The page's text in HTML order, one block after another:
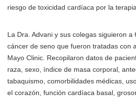
riesgo de toxicidad cardíaca por la
La Dra. Advani y sus colegas siguieron a
cáncer de seno que fueron tratadas con
Mayo Clinic. Recopilaron datos de
raza, sexo, índice de masa corporal,
tabaquismo, comorbilidades médicas,
el corazón, función cardíaca basal,